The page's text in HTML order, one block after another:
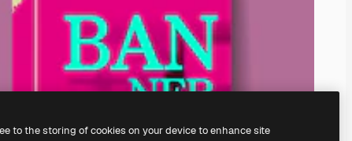
to the storing of cookies on your device to enhance site